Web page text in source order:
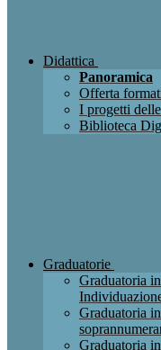
Didattica
Panoramica
Offerta
I progetti
Biblioteca
Graduatorie
Graduatoria
Graduatoria
Graduatoria